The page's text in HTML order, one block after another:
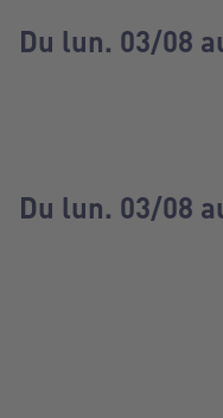
Du lun. 03/08
Du lun. 03/08